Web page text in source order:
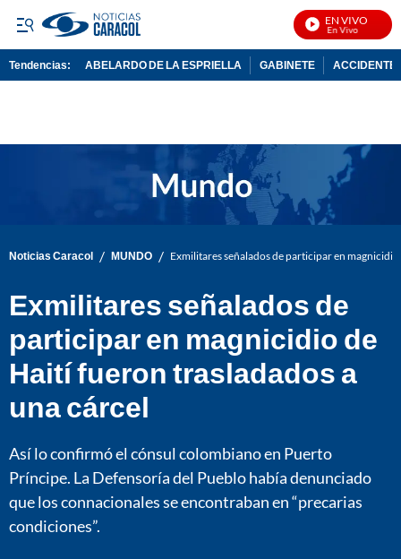
EN VIVO
Tendencias: ABELARDO DE LA ESPRIELLA GABINETE ACCIDENTE
Noticias Caracol / MUNDO / Exmilitares señalados de participar en
Exmilitares señalados de
participar en magnicidio de
Haití fueron trasladados a
una cárcel
Así lo confirmó el cónsul colombiano en Puerto
Príncipe. La Defensoría del Pueblo había denunciado
que los connacionales se encontraban en “precarias
condiciones”.